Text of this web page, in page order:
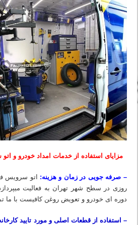
مزایای استفاده از خدمات امداد خودرو و
– صرفه جویی در زمان و هزینه: اتو سرویس
روزی در سطح شهر تهران به فعالیت
دوره ای خودرو و تعویض روغن کافیست با ما
– استفاده از قطعات اصلی و مورد تایید